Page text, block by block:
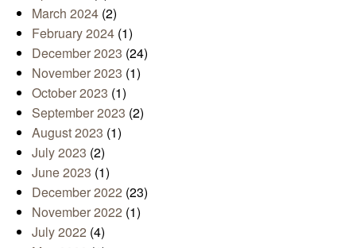
March 2024 (2)
February 2024 (1)
December 2023 (24)
November 2023 (1)
October 2023 (1)
September 2023 (2)
August 2023 (1)
July 2023 (2)
June 2023 (1)
December 2022 (23)
November 2022 (1)
July 2022 (4)